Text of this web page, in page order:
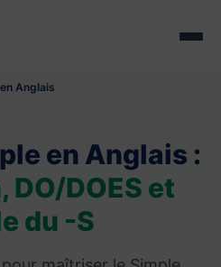
Anglais
en Anglais :
DO/DOES et
du -S